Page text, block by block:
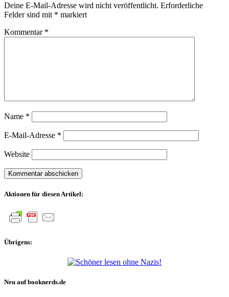
Deine E-Mail-Adresse wird nicht veröffentlicht. Erforderliche
Felder sind mit * markiert
Kommentar *
Name *
E-Mail-Adresse *
Website
Aktionen für diesen Artikel:
Übrigens:
Neu auf booknerds.de